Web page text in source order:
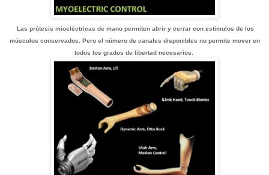
Las prótesis mioeléctricas de mano permiten abrir y cerrar con estímulos de los
músculos conservados. Pero el número de canales disponibles no permite mover en
todos los grados de libertad necesarios.